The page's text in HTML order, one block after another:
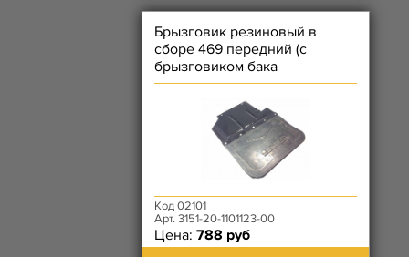
Брызговик резиновый в
сборе 469 передний (с
брызговиком бака
топливного бака) левым
Код 02101
Арт. 3151-20-1101123-00
Цена: 788 руб